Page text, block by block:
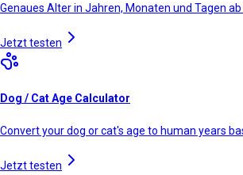
Genaues Alter in Jahren, Monaten und Tagen
Jetzt testen
Dog / Cat Age Calculator
Convert your dog or cat's age to human years
Jetzt testen